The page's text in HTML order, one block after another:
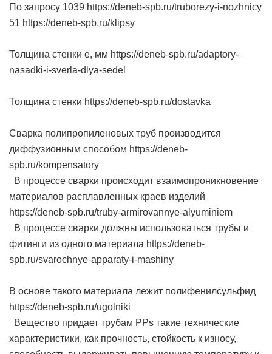
По запросу 1039 https://deneb-spb.ru/truborezy-i-nozhnicy
51 https://deneb-spb.ru/klipsy
Толщина стенки e, мм https://deneb-spb.ru/adaptory-
nasadki-i-sverla-dlya-sedel
Толщина стенки https://deneb-spb.ru/dostavka
Сварка полипропиленовых труб производится
диффузионным способом https://deneb-
spb.ru/kompensatory
В процессе сварки происходит взаимопроникновение
материалов расплавленных краев изделий
https://deneb-spb.ru/truby-armirovannye-alyuminiem
В процессе сварки должны использоваться трубы и
фитинги из одного материала https://deneb-
spb.ru/svarochnye-apparaty-i-mashiny
В основе такого материала лежит полифенилсульфид
https://deneb-spb.ru/ugolniki
Вещество придает трубам PPs такие технические
характеристики, как прочность, стойкость к износу,